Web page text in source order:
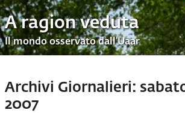
A ragion veduta
Il mondo osservato dall’Uaar
Archivi Giornalieri:
2007